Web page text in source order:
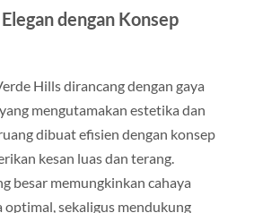
dengan Konsep
Hills dirancang dengan gaya
mengutamakan estetika dan
dibuat efisien dengan konsep
kesan luas dan terang.
besar memungkinkan cahaya
optimal, sekaligus mendukung